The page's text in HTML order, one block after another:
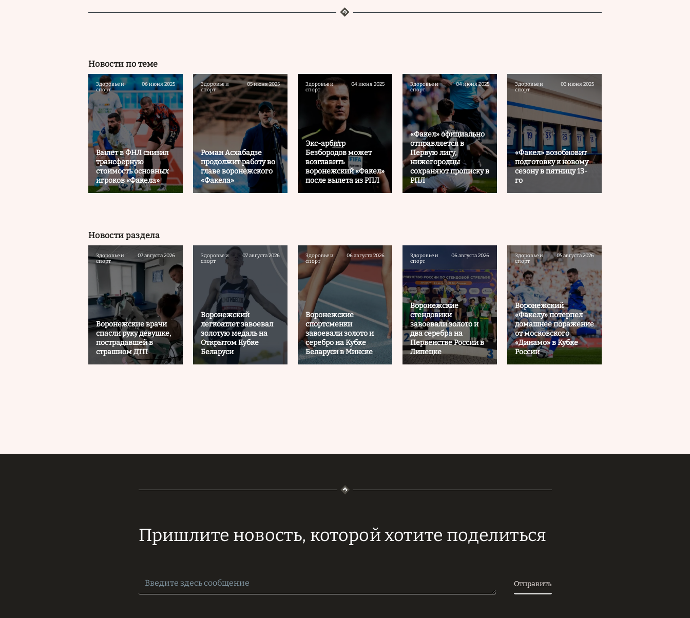
Новости по теме
Здоровье и
спорт
06 июня 2025
Вылет в ФНЛ снизил
трансферную
стоимость основных
игроков «Факела»
Здоровье и
спорт
05 июня 2025
Роман Асхабадзе
продолжит работу во
главе воронежского
«Факела»
Здоровье и
спорт
04 июня 2025
Экс-арбитр
Безбородов может
возглавить
воронежский «Факел»
после вылета из РПЛ
Здоровье и
спорт
04 июня 2025
«Факел» официально
отправляется в
Первую лигу,
нижегородцы
сохраняют прописку в
РПЛ
Здоровье и
спорт
03 июня 2025
«Факел» возобновит
подготовку к новому
сезону в пятницу 13-
го
Новости раздела
Здоровье и
спорт
07 августа 2026
Воронежские врачи
спасли руку девушке,
пострадавшей в
страшном ДТП
Здоровье и
спорт
07 августа 2026
Воронежский
легкоатлет завоевал
золотую медаль на
Открытом Кубке
Беларуси
Здоровье и
спорт
06 августа 2026
Воронежские
спортсменки
завоевали золото и
серебро на Кубке
Беларуси в Минске
Здоровье и
спорт
06 августа 2026
Воронежские
стендовики
завоевали золото и
два серебра на
Первенстве России в
Липецке
Здоровье и
спорт
05 августа 2026
Воронежский
«Факелу» потерпел
домашнее поражение
от московского
«Динамо» в Кубке
России
Пришлите новость, которой хотите поделиться